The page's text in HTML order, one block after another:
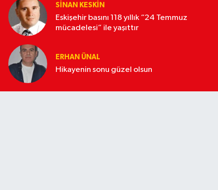
SINAN KESKIN
Eskişehir basını 118 yıllık “24 Temmuz
mücadelesi” ile yaşıttır
ERHAN ÜNAL
Hikayenin sonu güzel olsun